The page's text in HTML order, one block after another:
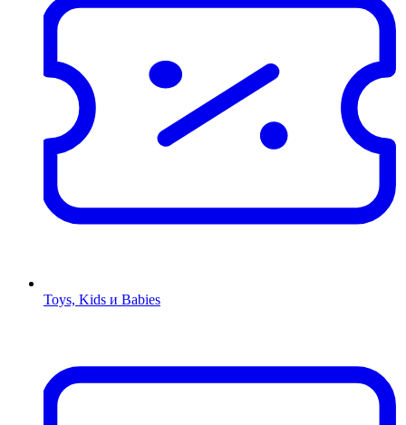
Toys, Kids и Babies